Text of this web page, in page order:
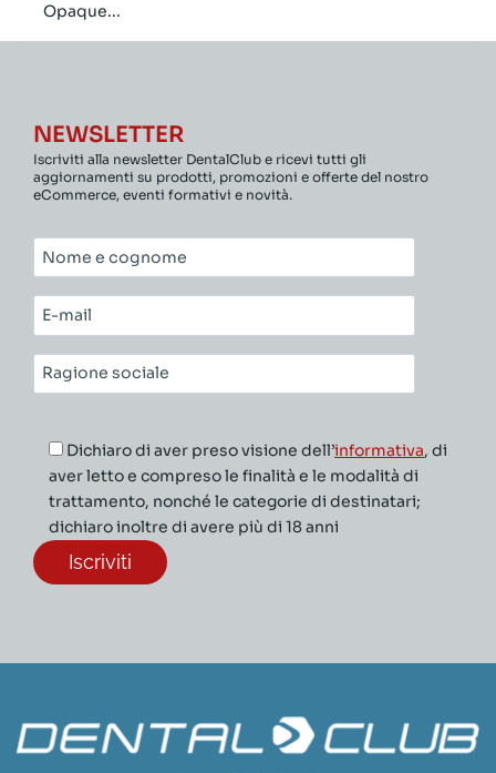
Opaque...
NEWSLETTER
Iscriviti alla newsletter DentalClub e ricevi tutti gli
aggiornamenti su prodotti, promozioni e offerte del nostro
eCommerce, eventi formativi e novità.
Nome
e
cognome*
E-
mail*
Ragione
sociale*
Dichiaro di aver preso visione dell’informativa, di
aver letto e compreso le finalità e le modalità di
trattamento, nonché le categorie di destinatari;
dichiaro inoltre di avere più di 18 anni